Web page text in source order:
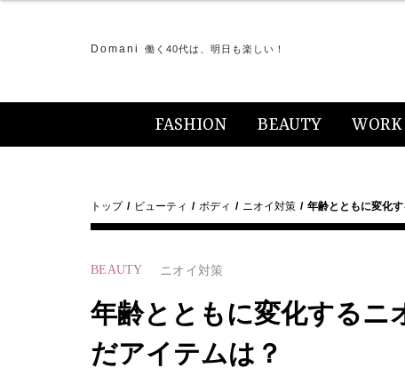
Domani 働く40代は、明日も楽しい！
FASHION BEAUTY WORK
トップ ビューティ ボディ ニオイ対策 年齢とともに変化
BEAUTY ニオイ対策
年齢とともに変化するニ
だアイテムは？